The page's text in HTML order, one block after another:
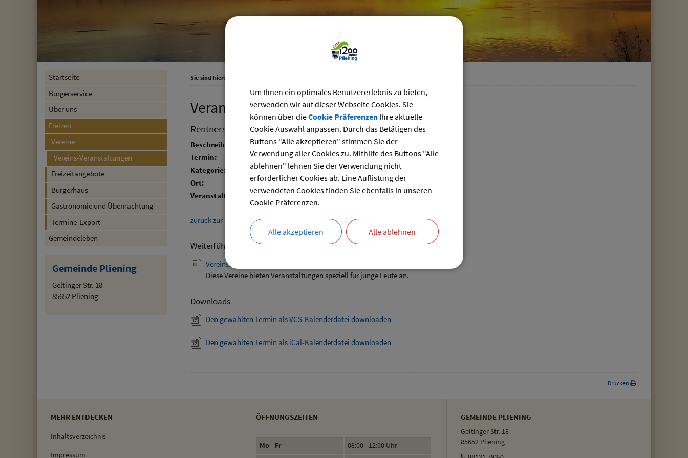
Startseite
Bürgerservice
Über uns
Freizeit
Vereine
Vereins-Veranstaltungen
Freizeitangebote
Bürgerhaus
Gastronomie und Übernachtung
Termine-Export
Gemeindeleben
Gemeinde Pliening
Geltinger Str. 18
85652 Pliening
Sie sind hier:
Veranstaltungskalender der Vereine
Rentnerstammtisch
Beschreibung:
Termin:
07.08.2024 von 14:00bis 16:00 Uhr
Kategorie:
Senioren
Ort:
Vereinsheim
Veranstalter:
SG Ottersberg
zurück zur Übersicht
Weiterführende Links
Vereinsangebote speziell für junge Leute
Diese Vereine bieten Veranstaltungen speziell für junge Leute an.
Downloads
Den gewählten Termin als VCS-Kalenderdatei downloaden
Den gewählten Termin als iCal-Kalenderdatei downloaden
Drucken
MEHR ENTDECKEN
Inhaltsverzeichnis
Impressum
ÖFFNUNGSZEITEN
Mo - Fr 08:00 - 12:00 Uhr
GEMEINDE PLIENING
Geltinger Str. 18
85652 Pliening
Um Ihnen ein optimales Benutzererlebnis zu bieten,
verwenden wir auf dieser Webseite Cookies. Sie
können über dieCookie PräferenzenIhre aktuelle
Cookie Auswahl anpassen. Durch das Betätigen des
Buttons "Alle akzeptieren" stimmen Sie der
Verwendung aller Cookies zu. Mithilfe des Buttons "Alle
ablehnen" lehnen Sie der Verwendung nicht
erforderlicher Cookies ab. Eine Auflistung der
verwendeten Cookies finden Sie ebenfalls in unseren
Cookie Präferenzen.
Alle akzeptieren Alle ablehnen